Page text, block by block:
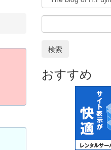
検索
おすすめ